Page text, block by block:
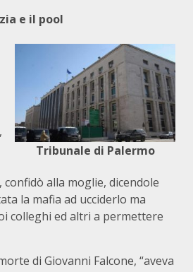
e il pool
Tribunale di Palermo
alla moglie, dicendole
la mafia ad ucciderlo ma
colleghi ed altri a permettere
di Giovanni Falcone, “aveva